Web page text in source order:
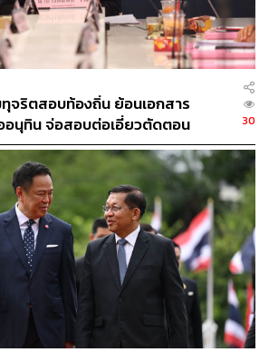
จริตสอบท้องถิ่น ย้อนเอกสาร
อนุทิน จ่อสอบต่อเอี่ยวตัดตอน
30